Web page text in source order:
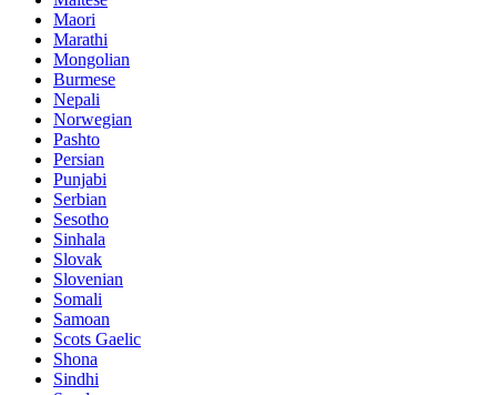
Maori
Marathi
Mongolian
Burmese
Nepali
Norwegian
Pashto
Persian
Punjabi
Serbian
Sesotho
Sinhala
Slovak
Slovenian
Somali
Samoan
Scots Gaelic
Shona
Sindhi